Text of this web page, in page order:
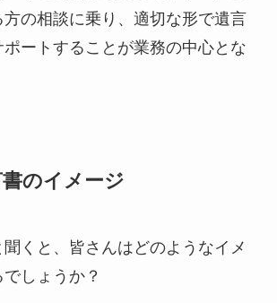
の相談に乗り、適切な形で遺言
ートすることが業務の中心とな
のイメージ
くと、皆さんはどのようなイメ
しょうか？